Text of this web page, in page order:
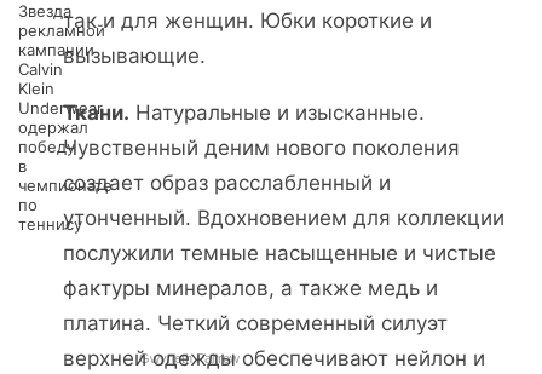
Звезда
рекламной
кампании
Calvin
Klein
Underwear
одержал
победу
в
чемпионате
по
теннису
Gwyneth Paltrow
так и для женщин. Юбки короткие и
вызывающие.
Ткани. Натуральные и изысканные.
Чувственный деним нового поколения
создает образ расслабленный и
утонченный. Вдохновением для коллекции
послужили темные насыщенные и чистые
фактуры минералов, а также медь и
платина. Четкий современный силуэт
верхней одежды обеспечивают нейлон и